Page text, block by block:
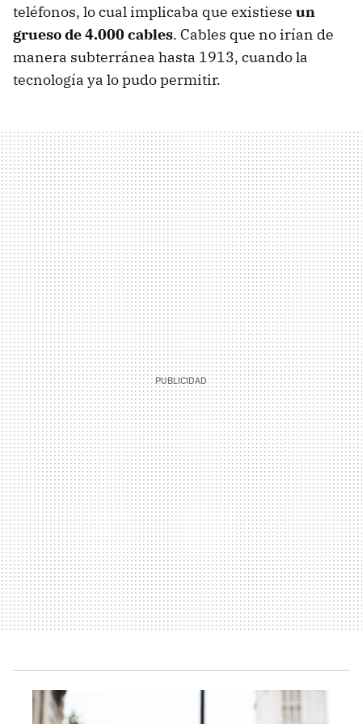
teléfonos, lo cual implicaba que existiese un
grueso de 4.000 cables. Cables que no irían de
manera subterránea hasta 1913, cuando la
tecnología ya lo pudo permitir.